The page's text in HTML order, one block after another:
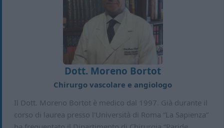
Dott. Moreno Bortot
Chirurgo vascolare e angiologo
Il Dott. Moreno Bortot è medico dal 1997. Già durante il
corso di laurea presso l'Università di Roma “La Sapienza”